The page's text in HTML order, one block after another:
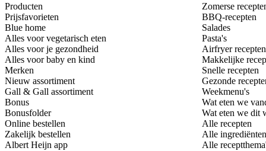
Producten
Prijsfavorieten
Blue home
Alles voor vegetarisch eten
Alles voor je gezondheid
Alles voor baby en kind
Merken
Nieuw assortiment
Gall & Gall assortiment
Bonus
Bonusfolder
Online bestellen
Zakelijk bestellen
Albert Heijn app
Zomerse
BBQ-recepten
Salades
Pasta's
Airfryer recepten
Makkelijke
Snelle recepten
Gezonde
Weekmenu's
Wat eten we
Wat eten we dit
Alle recepten
Alle ingrediënten
Alle